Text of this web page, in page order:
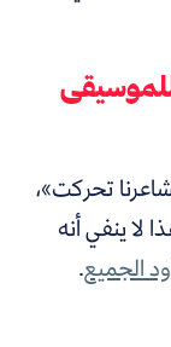
تحركت»،
ينفي أنه
الجميع.